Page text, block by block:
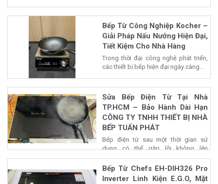
Bếp Từ Công Nghiệp Kocher –
Giải Pháp Nấu Nướng Hiện Đại,
Tiết Kiệm Cho Nhà Hàng
Trong thời đại công nghệ phát triển,
các thiết bị bếp hiện đại ngày càng...
Sửa Bếp Điện Từ Tại Nhà
TP.HCM – Bảo Hành Dài Hạn
CÔNG TY TNHH THIẾT BỊ NHÀ
BẾP TUẤN PHÁT
Bếp điện từ sau một thời gian sử
dụng có thể gặp lỗi không lên
nguồn,...
Bếp Từ Chefs EH-DIH326 Pro
Inverter Linh Kiện E.G.O, Mặt